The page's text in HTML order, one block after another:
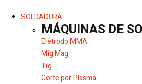
SOLDADURA
MÁQUINAS DE
Elétrodo MMA
Mig Mag
Tig
Corte por Plasma